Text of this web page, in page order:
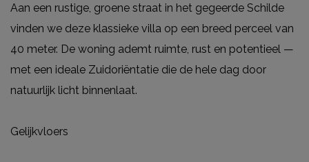
Aan een rustige, groene straat in het gegeerde Schilde
vinden we deze klassieke villa op een breed perceel van
40 meter. De woning ademt ruimte, rust en potentieel —
met een ideale Zuidoriëntatie die de hele dag door
natuurlijk licht binnenlaat.
Gelijkvloers